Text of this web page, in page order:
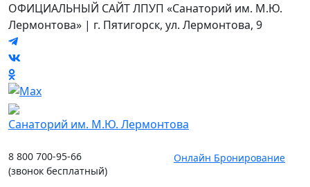
ОФИЦИАЛЬНЫЙ САЙТ ЛПУП «Cанаторий им. М.Ю.
Лермонтова» | г. Пятигорск, ул. Лермонтова, 9
Санаторий им. М.Ю. Лермонтова
8 800 700-95-66
(звонок бесплатный)
Онлайн Бронирование